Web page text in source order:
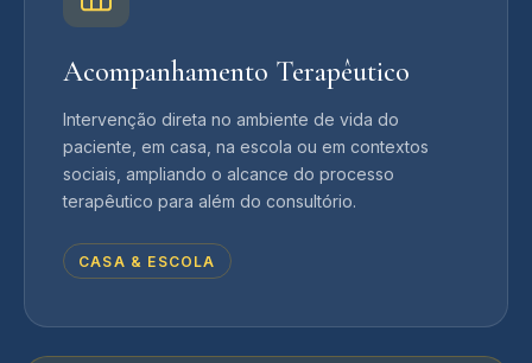
Acompanhamento Terapêutico
Intervenção direta no ambiente de vida do
paciente, em casa, na escola ou em contextos
sociais, ampliando o alcance do processo
terapêutico para além do consultório.
CASA & ESCOLA